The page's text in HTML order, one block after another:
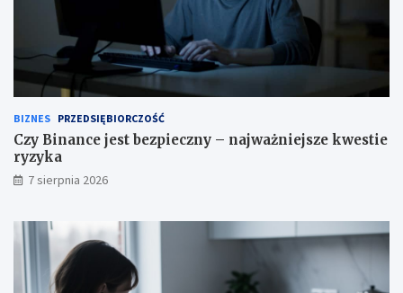
BIZNES PRZEDSIĘBIORCZOŚĆ
Czy Binance jest bezpieczny – najważniejsze kwestie
ryzyka
7 sierpnia 2026